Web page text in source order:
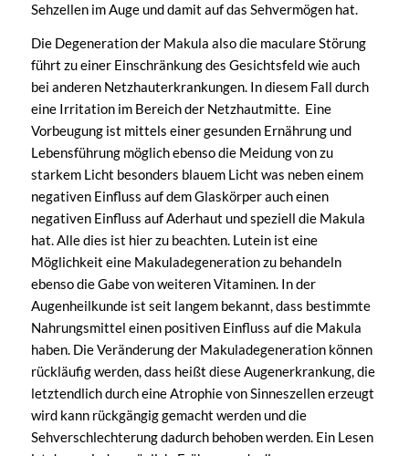
Sehzellen im Auge und damit auf das Sehvermögen hat.
Die Degeneration der Makula also die maculare Störung
führt zu einer Einschränkung des Gesichtsfeld wie auch
bei anderen Netzhauterkrankungen. In diesem Fall durch
eine Irritation im Bereich der Netzhautmitte. Eine
Vorbeugung ist mittels einer gesunden Ernährung und
Lebensführung möglich ebenso die Meidung von zu
starkem Licht besonders blauem Licht was neben einem
negativen Einfluss auf dem Glaskörper auch einen
negativen Einfluss auf Aderhaut und speziell die Makula
hat. Alle dies ist hier zu beachten. Lutein ist eine
Möglichkeit eine Makuladegeneration zu behandeln
ebenso die Gabe von weiteren Vitaminen. In der
Augenheilkunde ist seit langem bekannt, dass bestimmte
Nahrungsmittel einen positiven Einfluss auf die Makula
haben. Die Veränderung der Makuladegeneration können
rückläufig werden, dass heißt diese Augenerkrankung, die
letztendlich durch eine Atrophie von Sinneszellen erzeugt
wird kann rückgängig gemacht werden und die
Sehverschlechterung dadurch behoben werden. Ein Lesen